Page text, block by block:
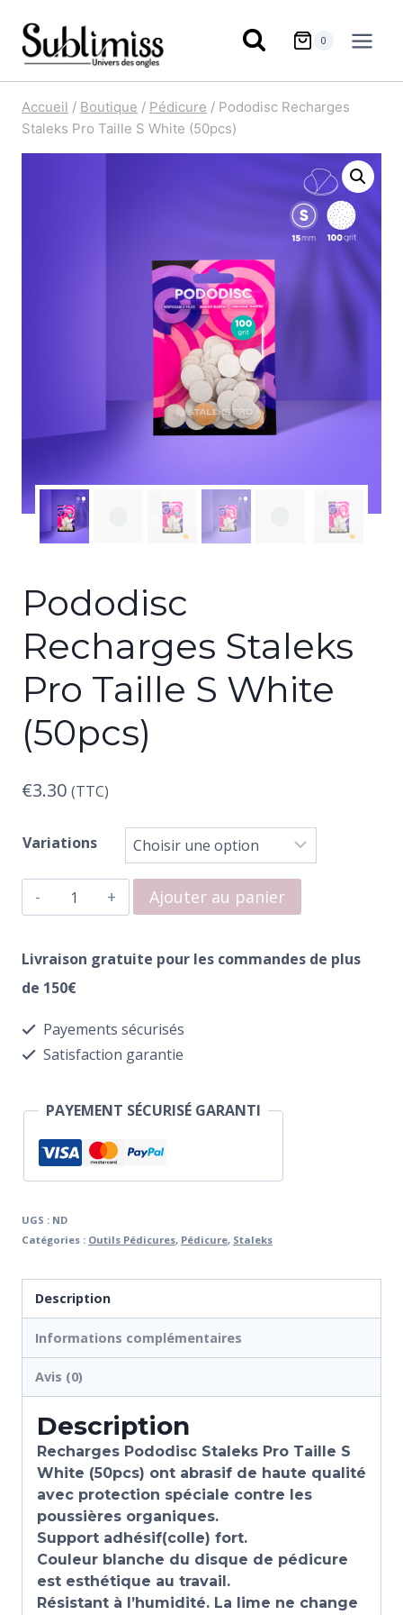
contenu
0
Accueil / Boutique / Pédicure / Pododisc Recharges
Staleks Pro Taille S White (50pcs)
Pododisc
Recharges Staleks
Pro Taille S White
(50pcs)
€3.30 (TTC)
Variations
quantité
de
Pododisc
Recharges
Pro
Taille
(50pcs)
Ajouter au panier
Livraison gratuite pour les commandes de plus
de 150€
Payements sécurisés
Satisfaction garantie
PAYEMENT SÉCURISÉ GARANTI
UGS : ND
Catégories : Outils Pédicures, Pédicure, Staleks
Description
Informations complémentaires
Avis (0)
Description
Recharges Pododisc Staleks Pro Taille S
White (50pcs) ont abrasif de haute qualité
avec protection spéciale contre les
poussières organiques.
Support adhésif(colle) fort.
Couleur blanche du disque de pédicure
est esthétique au travail.
Résistant à l’humidité. La lime ne change